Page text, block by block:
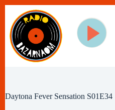
contenu
Daytona Fever Sensation S01E34